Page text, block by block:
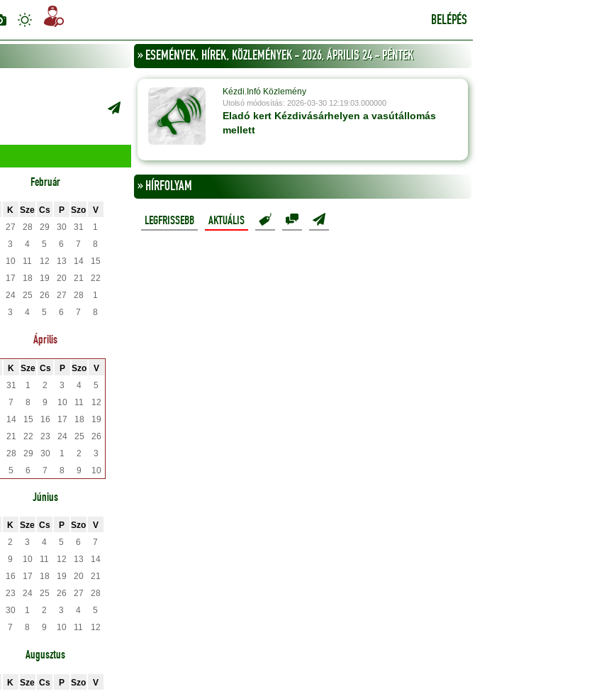
BELÉPÉS
Február
K Sze Cs P Szo
V
27 28 29 30 31
1
3 4 5 6 7
8
10 11 12 13 14
15
17 18 19 20 21
22
24 25 26 27 28
1
3 4 5 6 7 8
Április
K Sze Cs P Szo
V
31 1 2 3 4
5
7 8 9 10 11
12
14 15 16 17 18
19
21 22 23 24 25
26
28 29 30 1 2
3
5 6 7 8 9 10
Június
K Sze Cs P Szo
V
2 3 4 5 6
7
9 10 11 12 13
14
16 17 18 19 20
21
23 24 25 26 27
28
30 1 2 3 4
5
7 8 9 10 11 12
Augusztus
K Sze Cs P Szo
V
» ESEMÉNYEK, HÍREK, KÖZLEMÉNYEK - 2026, ÁPRILIS 24 - PÉNTEK
Kézdi.Infó Közlemény
Utolsó módosítás: 2026-03-30 12:19:03.000000
Eladó kert Kézdivásárhelyen a vasútállomás
mellett
» HÍRFOLYAM
LEGFRISSEBB AKTUÁLIS